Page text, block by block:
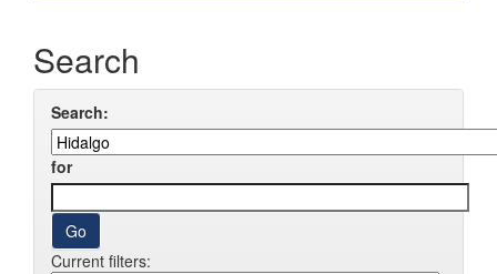
Search
Search:
for
Current filters: